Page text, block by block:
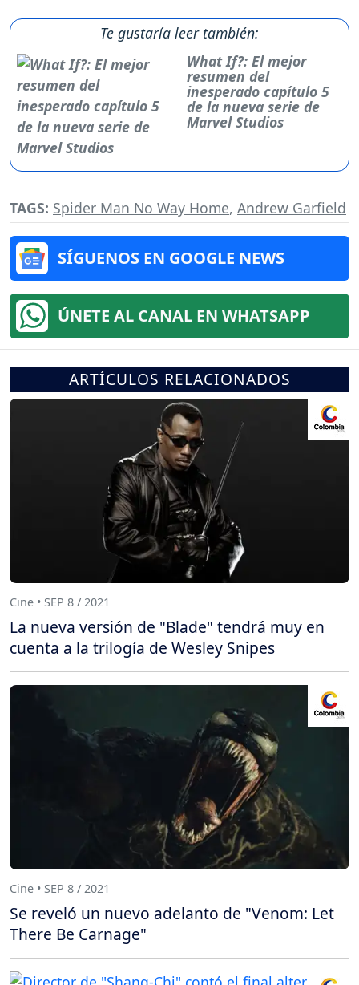
Te gustaría leer también:
What If?: El mejor
resumen del
inesperado capítulo 5
de la nueva serie de
Marvel Studios
TAGS: Spider Man No Way Home, Andrew Garfield
SÍGUENOS EN GOOGLE NEWS
ÚNETE AL CANAL EN WHATSAPP
ARTÍCULOS RELACIONADOS
Cine • SEP 8 / 2021
La nueva versión de "Blade" tendrá muy en
cuenta a la trilogía de Wesley Snipes
Cine • SEP 8 / 2021
Se reveló un nuevo adelanto de "Venom: Let
There Be Carnage"